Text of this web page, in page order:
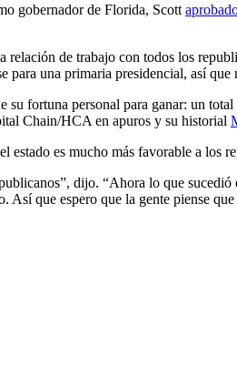
gobernador de Florida, Scott
de trabajo con todos los
para una primaria presidencial, así
su fortuna personal para ganar: un
Chain/HCA en apuros y su historial
estado es mucho más favorable a los
dijo. “Ahora lo que
Así que espero que la gente piense